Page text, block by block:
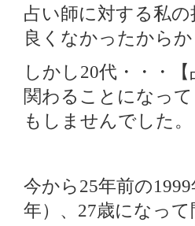
占い師に対する私
良くなかったからか
しかし 20代・・・【
関わることになっ
もしませんでした。
今から 25年前の1999
年）、 27歳になって